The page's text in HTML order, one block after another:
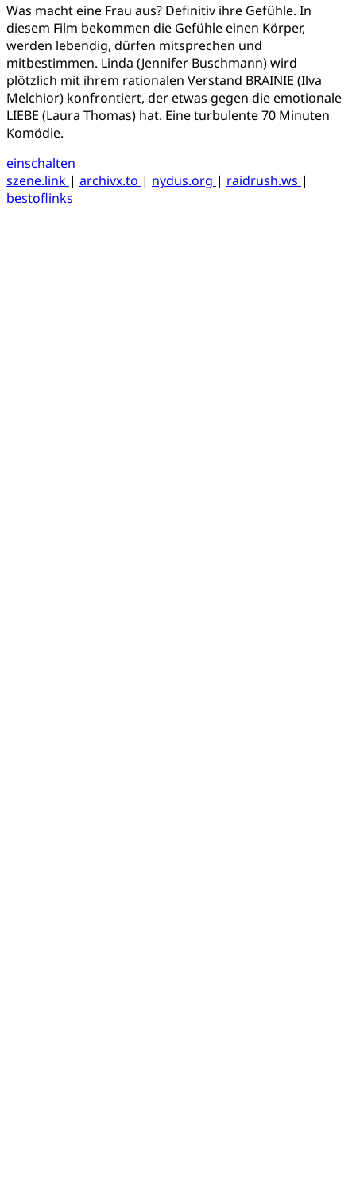
Was macht eine Frau aus? Definitiv ihre Gefühle. In
diesem Film bekommen die Gefühle einen Körper,
werden lebendig, dürfen mitsprechen und
mitbestimmen. Linda (Jennifer Buschmann) wird
plötzlich mit ihrem rationalen Verstand BRAINIE (Ilva
Melchior) konfrontiert, der etwas gegen die emotionale
LIEBE (Laura Thomas) hat. Eine turbulente 70 Minuten
Komödie.
einschalten
szene.link | archivx.to | nydus.org | raidrush.ws |
bestoflinks